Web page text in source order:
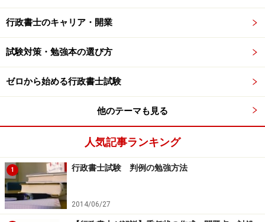
行政書士のキャリア・開業
試験対策・勉強本の選び方
ゼロから始める行政書士試験
他のテーマも見る
人気記事ランキング
1 行政書士試験 判例の勉強方法
2014/06/27